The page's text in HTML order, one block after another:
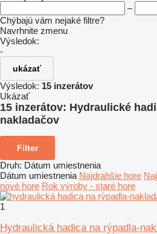
–
Chýbajú vám nejaké filtre?
Navrhnite zmenu
Výsledok:
-
ukázať
Výsledok: 15 inzerátov
Ukázať
15 inzerátov: Hydraulické
nakladačov
Filter
Druh: Dátum umiestnenia
Dátum umiestnenia Najdrahšie hore
nové hore Rok výroby - staré hore
1
Hydraulická hadica na rýpadla-